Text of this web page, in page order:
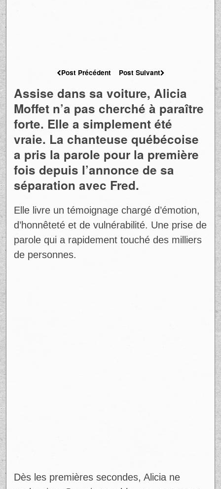
Post Précédent Post Suivant
Assise dans sa voiture, Alicia
Moffet n’a pas cherché à paraître
forte. Elle a simplement été
vraie. La chanteuse québécoise
a pris la parole pour la première
fois depuis l’annonce de sa
séparation avec Fred.
Elle livre un témoignage chargé d’émotion,
d’honnêteté et de vulnérabilité. Une prise de
parole qui a rapidement touché des milliers
de personnes.
Dès les premières secondes, Alicia ne